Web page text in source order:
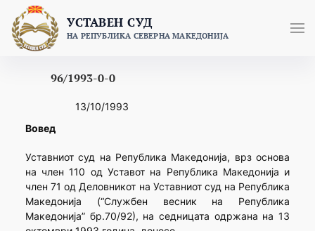
content
УСТАВЕН СУД
НА РЕПУБЛИКА СЕВЕРНА МАКЕДОНИЈА
96/1993-0-0
13/10/1993
Вовед
Уставниот суд на Република Македонија, врз основа
на член 110 од Уставот на Република Македонија и
член 71 од Деловникот на Уставниот суд на Република
Македонија (“Службен весник на Република
Македонија” бр.70/92), на седницата одржана на 13